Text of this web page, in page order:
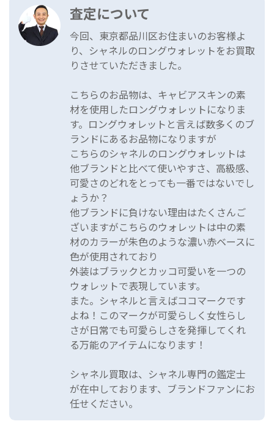
査定について
今回、東京都品川区お住まいのお客様よ
り、シャネルのロングウォレットをお買取
りさせていただきました。
こちらのお品物は、キャビアスキンの素
材を使用したロングウォレットになりま
す。ロングウォレットと言えば数多くのブ
ランドにあるお品物になりますが
こちらのシャネルのロングウォレットは
他ブランドと比べて使いやすさ、高級感、
可愛さのどれをとっても一番ではないでし
ょうか？
他ブランドに負けない理由はたくさんご
ざいますがこちらのウォレットは中の素
材のカラーが朱色のような濃い赤ベースに
色が使用されており
外装はブラックとカッコ可愛いを一つの
ウォレットで表現しています。
また。シャネルと言えばココマークです
よね！このマークが可愛らしく女性らし
さが日常でも可愛らしさを発揮してくれ
る万能のアイテムになります！
シャネル買取は、シャネル専門の鑑定士
が在中しております、ブランドファンにお
任せください。